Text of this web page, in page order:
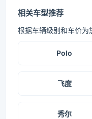
相关车型推荐
根据车辆级别和车价为
Polo
飞度
秀尔